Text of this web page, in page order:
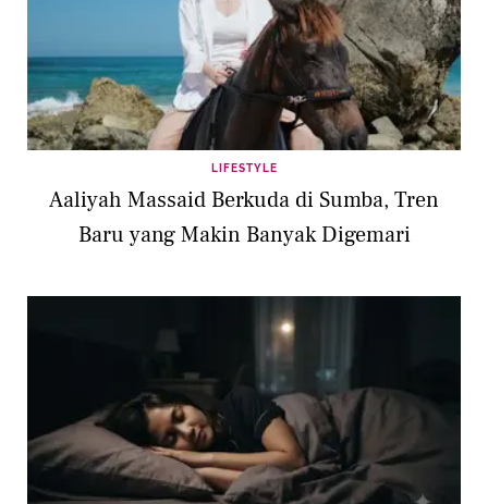
LIFESTYLE
Aaliyah Massaid Berkuda di Sumba, Tren
Baru yang Makin Banyak Digemari